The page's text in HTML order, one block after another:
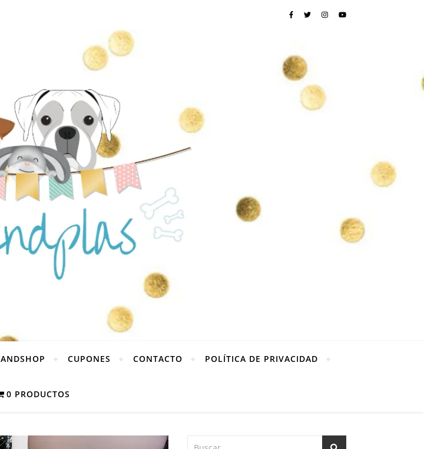
CUPONES CONTACTO POLÍTICA DE PRIVACIDAD
0 PRODUCTOS